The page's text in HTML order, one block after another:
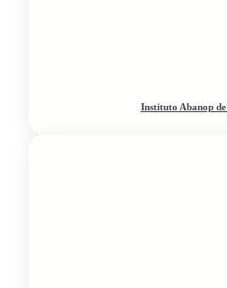
Instituto Abanop